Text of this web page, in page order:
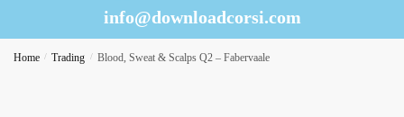
info@downloadcorsi.com
Home / Trading / Blood, Sweat & Scalps Q2 – Fabervaale